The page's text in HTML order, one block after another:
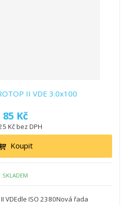
II VDE 3.0x100
85 Kč
Kč bez DPH
Koupit
SKLADEM
VDEdle ISO 2380Nová řada